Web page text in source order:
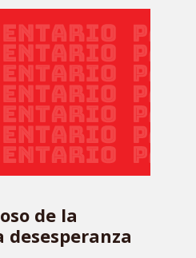
de la
desesperanza